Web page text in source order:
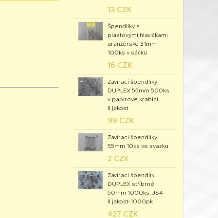
13 CZK
Špendlíky s
plastovými hlavičkami
aranžérské 31mm
100ks v sáčku
16 CZK
Zavírací špendlíky
DUPLEX 55mm 500ks
v papírové krabici
II.jakost
99 CZK
Zavírací špendlíky
55mm 10ks ve svazku
2 CZK
Zavírací špendlík
DUPLEX stříbrné
50mm 1000ks; JS4-
II.jakost-1000pk
427 CZK